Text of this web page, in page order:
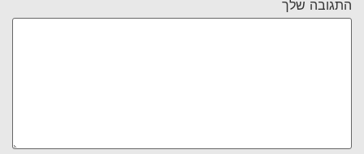
התגובה שלך